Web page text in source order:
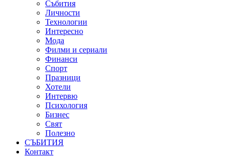
Събития
Личности
Технологии
Интересно
Мода
Филми и сериали
Финанси
Спорт
Празници
Хотели
Интервю
Психология
Бизнес
Свят
Полезно
СЪБИТИЯ
Контакт